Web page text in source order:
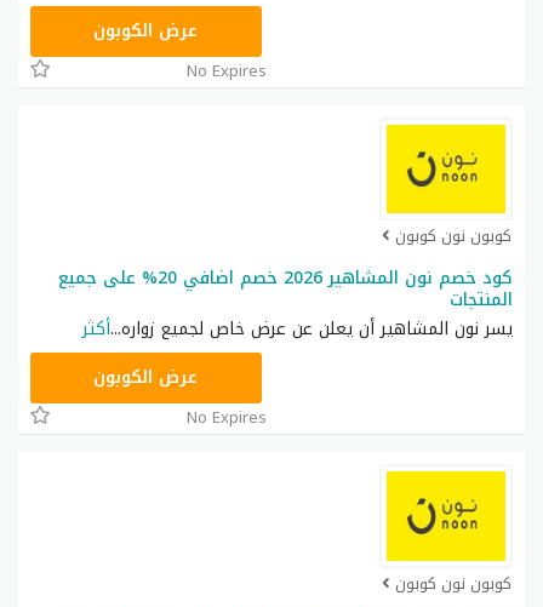
عرض الكوبون
No Expires
كوبون نون كوبون
كود خصم نون المشاهير 2026 خصم اضافي 20% على جميع
المنتجات
يسر نون المشاهير أن يعلن عن عرض خاص لجميع زواره...أكثر
RRF24عرض الكوبون
No Expires
كوبون نون كوبون